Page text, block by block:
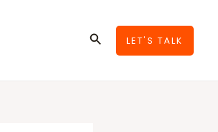
SearchLET'S TALK